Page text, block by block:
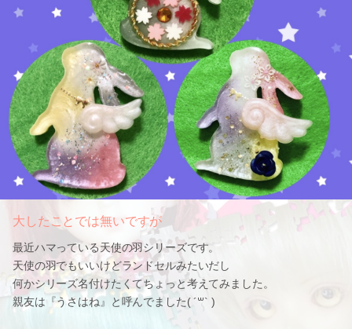
大したことでは無いですが
最近ハマっている天使の羽シリーズです。
天使の羽でもいいけどランドセルみたいだし
何かシリーズ名付けたくてちょっと考えてみました。
親友は『うさはね』と呼んでました( ´꒳​` )